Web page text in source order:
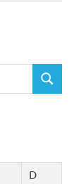
BUSCAR
D